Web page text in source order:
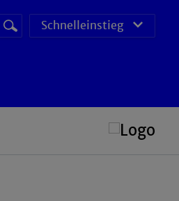
Suchbegriff
Suche
starten
Schnelleinstieg